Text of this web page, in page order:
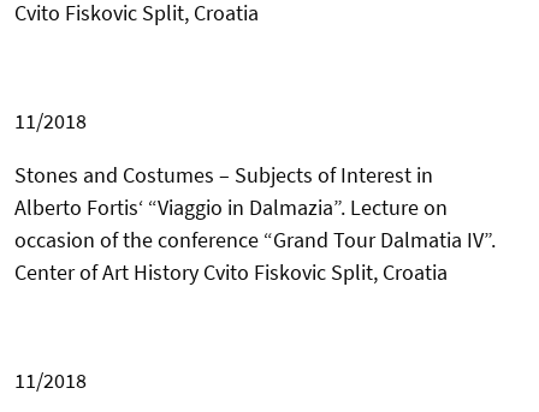
Cvito Fiskovic Split, Croatia
11/2018
Stones and Costumes – Subjects of Interest in
Alberto Fortis‘ “Viaggio in Dalmazia”. Lecture on
occasion of the conference “Grand Tour Dalmatia IV”.
Center of Art History Cvito Fiskovic Split, Croatia
11/2018